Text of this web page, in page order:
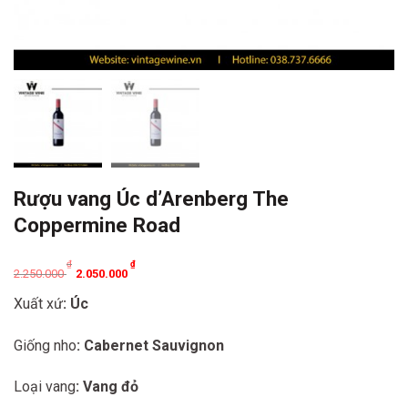
Rượu vang Úc d’Arenberg The
Coppermine Road
2.250.000
₫
Original
price
was:
2.250.000 ₫.
2.050.000
₫
Current
price
is:
2.050.000 ₫.
Xuất xứ: Úc
Giống nho: Cabernet Sauvignon
Loại vang: Vang đỏ